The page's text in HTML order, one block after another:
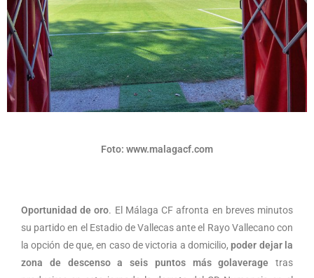
Foto: www.malagacf.com
Oportunidad de oro. El Málaga CF afronta en breves minutos
su partido en el Estadio de Vallecas ante el Rayo Vallecano con
la opción de que, en caso de victoria a domicilio,poder dejar la
zona de descenso a seis puntos más golaverage tras